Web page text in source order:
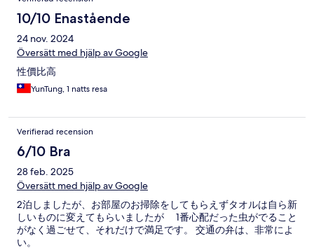
10/10 Enastående
24 nov. 2024
Översätt med hjälp av Google
性價比高
YunTung, 1 natts resa
Verifierad recension
6/10 Bra
28 feb. 2025
Översätt med hjälp av Google
2泊しましたが、お部屋のお掃除をしてもらえずタオルは自ら新
しいものに変えてもらいましたが 1番心配だった虫がでること
がなく過ごせて、それだけで満足です。 交通の弁は、非常によ
い。